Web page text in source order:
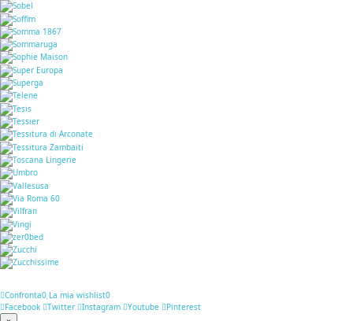
Confronta0 La mia wishlist0
Facebook
Twitter Instagram Youtube
Pinterest